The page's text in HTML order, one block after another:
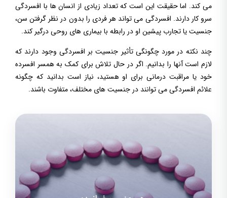
می کند. اما حقیقت این است که تعداد زیادی از انسان ها با افسردگی
سرو کار دارند. افسردگی می تواند هر فردی را بدون در نظر گرفتن سن،
جنسیت یا تجارب پیشین او در رابطه با بیماری های روحی درگیر کند.
چند نکته در مورد چگونگی تأثیر جنسیت بر افسردگی وجود دارند که
لازم است آنها را بدانیم. اگر در حال تلاش برای کمک به همسر افسرده
خود یا مراقبت درمانی برای او هستید، نیاز است بدانید که چگونه
علائم افسردگی می توانند در جنسیت های مختلف، متفاوت باشند.